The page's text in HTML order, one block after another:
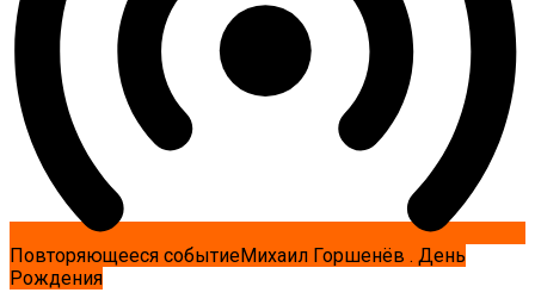
Повторяющееся событиеМихаил Горшенёв . День
Рождения